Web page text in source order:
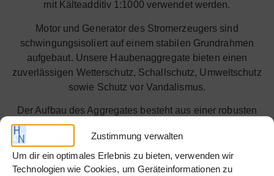
Zustimmung verwalten
Um dir ein optimales Erlebnis zu bieten, verwenden wir
Technologien wie Cookies, um Geräteinformationen zu
mit Kälteadditiv 1:1000 verwendet werden.
Motor und Generator des Stromerzeugers sind
schwingungsisoliert auf einem stabilen Grundrahmen
aufgebaut. Unsere Haubenaggregate bieten einen
zuverlässigen Wetterschutz, Schallschutz, Umweltschutz
sowie Schutz vor Vandalismus.
Der Aufbau des Aggregates besteht aus einer robusten
Haube mit einer geschlossenen Auffangwanne. Mehrere,
abschließbare Türen an den Längsseiten der Haube
gewährleisten eine leichte Zugänglichkeit für Wartung /
Service.